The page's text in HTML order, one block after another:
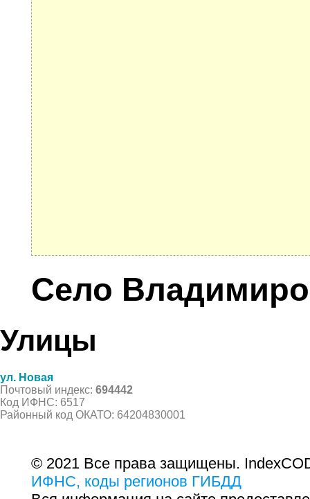
Село
Улицы
ул. Новая
Почтовый индекс: 694442
Код ИФНС: 6517
Районный код ОКАТО: 64204830001
© 2021 Все права защищены.
ИФНС, коды регионов ГИБДД